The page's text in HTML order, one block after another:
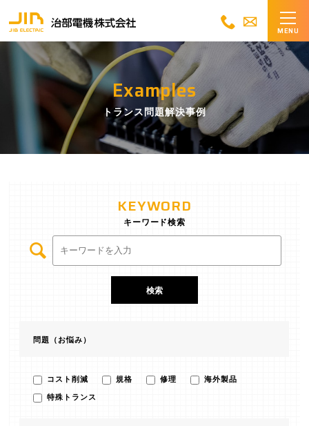
MENU
Examples
トランス問題解決事例
KEYWORD
キーワード検索
問題（お悩み）
コスト削減 規格 修理 海外製品
特殊トランス